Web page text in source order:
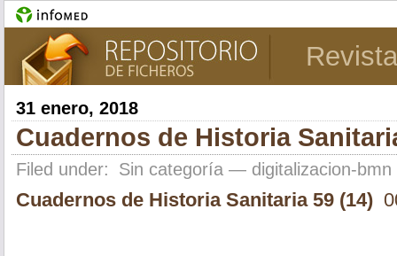
31 enero, 2018
Cuadernos de Historia
Filed under: Sin categoría— digitalizacion-bmn
Cuadernos de Historia Sanitaria 59 (14)